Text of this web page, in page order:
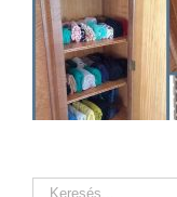
Keresés...